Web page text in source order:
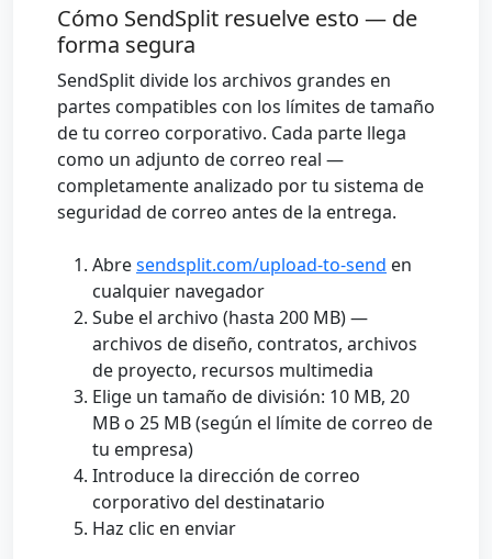
Cómo SendSplit resuelve esto — de
forma segura
SendSplit divide los archivos grandes en
partes compatibles con los límites de tamaño
de tu correo corporativo. Cada parte llega
como un adjunto de correo real —
completamente analizado por tu sistema de
seguridad de correo antes de la entrega.
Abresendsplit.com/upload-to-send en
cualquier navegador
Sube el archivo (hasta 200 MB) —
archivos de diseño, contratos, archivos
de proyecto, recursos multimedia
Elige un tamaño de división: 10 MB, 20
MB o 25 MB (según el límite de correo de
tu empresa)
Introduce la dirección de correo
corporativo del destinatario
Haz clic en enviar